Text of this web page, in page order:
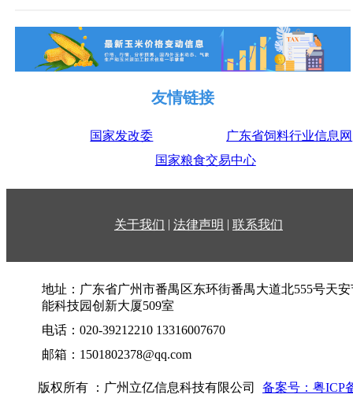
友情链接
国家发改委
广东省饲料行业信息网
国家粮食交易中心
关于我们 | 法律声明 | 联系我们
地址：广东省广州市番禺区东环街番禺大道北555号天安
能科技园创新大厦509室
电话：020-39212210 13316007670
邮箱：1501802378@qq.com
版权所有 ：广州立亿信息科技有限公司
备案号：粤ICP